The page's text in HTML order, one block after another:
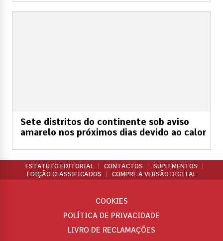
Sete distritos do continente sob aviso
amarelo nos próximos dias devido ao calor
ESTATUTO EDITORIAL CONTACTOS
SUPLEMENTOS
EDIÇÃO CLASSIFICADOS
COMPRE A VERSÃO DIGITAL
COOKIES
POLÍTICA DE PRIVACIDADE
LIVRO DE RECLAMAÇÕES